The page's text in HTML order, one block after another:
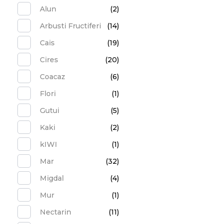
Alun
(2)
Arbusti Fructiferi
(14)
Cais
(19)
Cires
(20)
Coacaz
(6)
Flori
(1)
Gutui
(5)
Kaki
(2)
kIWI
(1)
Mar
(32)
Migdal
(4)
Mur
(1)
Nectarin
(11)